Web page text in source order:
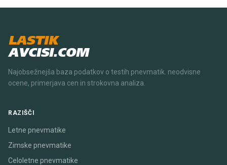
LASTIK
AVCISI.COM
Najobsežnejša baza podatkov o testih pnevmatik. neodvisne
ocene, primerjava cen in strokovna analiza.
RAZIŠČI
Letne pnevmatike
Zimske pnevmatike
Celoletne pnevmatike